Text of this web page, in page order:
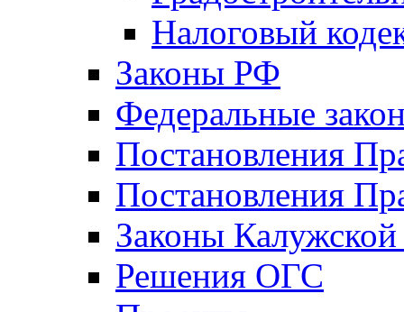
Налоговый
Законы РФ
Федеральные
Постановления
Постановления
Законы Калужской
Решения ОГС